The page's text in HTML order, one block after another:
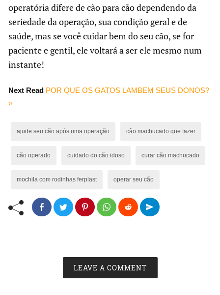
operatória difere de cão para cão dependendo da
seriedade da operação, sua condição geral e de
saúde, mas se você cuidar bem do seu cão, se for
paciente e gentil, ele voltará a ser ele mesmo num
instante!
Next Read POR QUE OS GATOS LAMBEM SEUS DONOS?
»
ajude seu cão após uma operação cão machucado que fazer
cão operado cuidado do cão idoso curar cão machucado
mochila com rodinhas ferplast operar seu cão
LEAVE A COMMENT